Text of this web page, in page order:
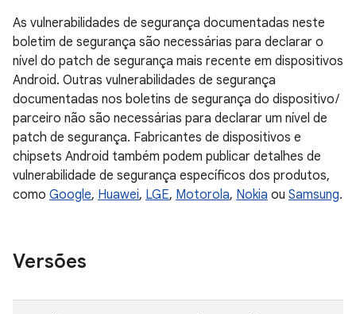
As vulnerabilidades de segurança documentadas neste
boletim de segurança são necessárias para declarar o
nível do patch de segurança mais recente em dispositivos
Android. Outras vulnerabilidades de segurança
documentadas nos boletins de segurança do dispositivo /
parceiro não são necessárias para declarar um nível de
patch de segurança. Fabricantes de dispositivos e
chipsets Android também podem publicar detalhes de
vulnerabilidade de segurança específicos dos produtos,
como Google, Huawei, LGE, Motorola, Nokia ou Samsung.
Versões